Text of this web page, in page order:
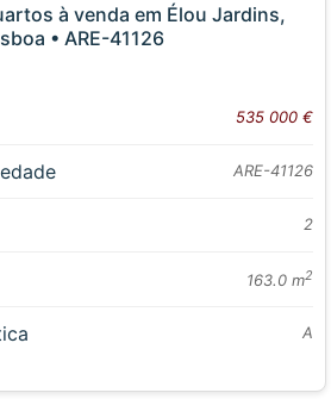
à venda em Élou Jardins,
• ARE-41126
535 000 €
ARE-41126
2
163.0 m2
A